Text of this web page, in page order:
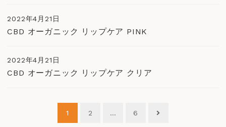
CBD オーガニック リップケア PINK
2022年4月21日
CBD オーガニック リップケア クリア
2022年4月21日
1 2 … 6